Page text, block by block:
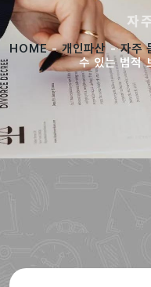
자
HOME-개인파산-자주
수 있는 법적